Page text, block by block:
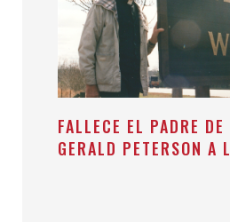
FALLECE EL PADRE DE
GERALD PETERSON A